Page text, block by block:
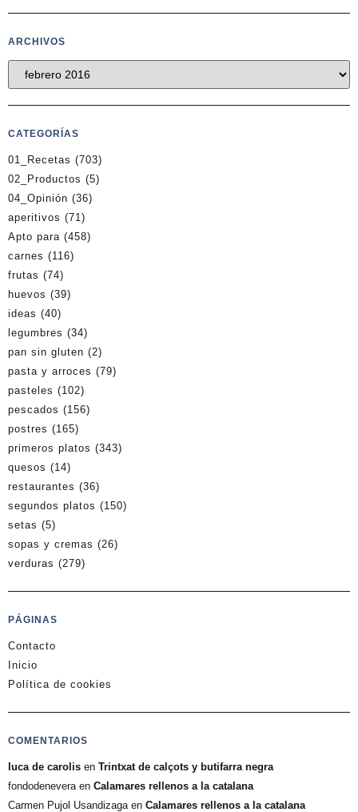
ARCHIVOS
CATEGORÍAS
01_Recetas (703)
02_Productos (5)
04_Opinión (36)
aperitivos (71)
Apto para (458)
carnes (116)
frutas (74)
huevos (39)
ideas (40)
legumbres (34)
pan sin gluten (2)
pasta y arroces (79)
pasteles (102)
pescados (156)
postres (165)
primeros platos (343)
quesos (14)
restaurantes (36)
segundos platos (150)
setas (5)
sopas y cremas (26)
verduras (279)
PÁGINAS
Contacto
Inicio
Política de cookies
COMENTARIOS
luca de carolis en Trintxat de calçots y butifarra negra
fondodeneveraen Calamares rellenos a la catalana
Carmen Pujol Usandizagaen Calamares rellenos a la catalana